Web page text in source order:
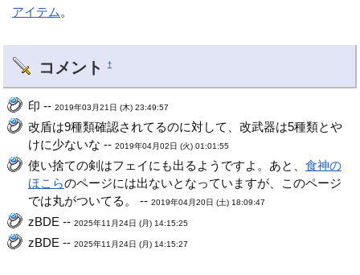
アイテム 。
コメント †
印 --2019年03月21日 (木) 23:49:57
改盾は9種類確認されてるのに対して、改武器は5種類とや
けに少ないな --2019年04月02日 (火) 01:01:55
使い捨ての剣はフェイにも出るようですよ。あと、食神の
ほこらのページには出ないとなっていますが、このページ
では丸がついてる。 --2019年04月20日 (土) 18:09:47
zBDE --2025年11月24日 (月) 14:15:25
zBDE --2025年11月24日 (月) 14:15:27